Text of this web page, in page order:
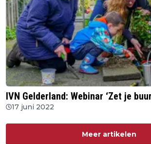
IVN Gelderland: Webinar ‘Zet je
17 juni 2022
Meer artikelen